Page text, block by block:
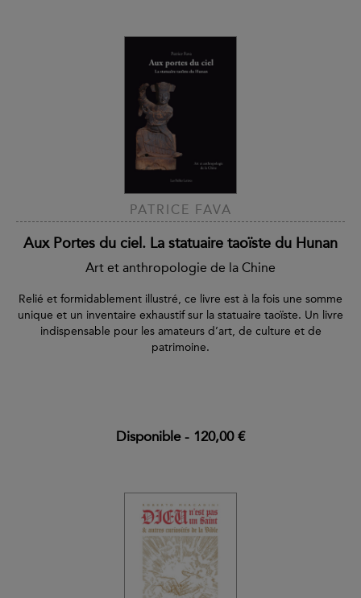
PATRICE FAVA
Aux Portes du ciel. La statuaire taoïste du Hunan
Art et anthropologie de la Chine
Relié et formidablement illustré, ce livre est à la fois une somme
unique et un inventaire exhaustif sur la statuaire taoïste. Un livre
indispensable pour les amateurs d’art, de culture et de
patrimoine.
Disponible- 120,00 €